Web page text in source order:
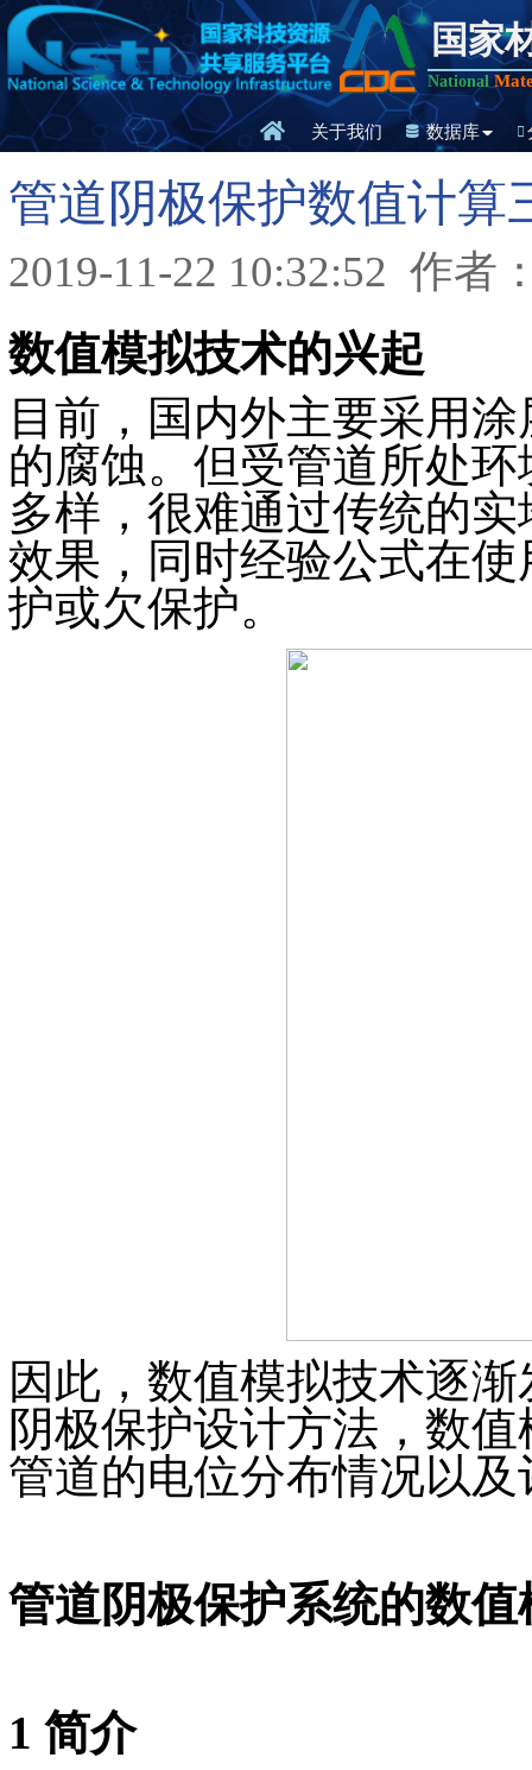
国家
National
关于我们 数据库
管道阴极保护数值计算
2019-11-22 10:32:52 作者
数值模拟技术的兴起
目前，国内外主要采用
的腐蚀。但受管道所处
多样，很难通过传统的
效果，同时经验公式在
护或欠保护。
因此，数值模拟技术逐
阴极保护设计方法，数
管道的电位分布情况以
管道阴极保护系统的数值
1 简介